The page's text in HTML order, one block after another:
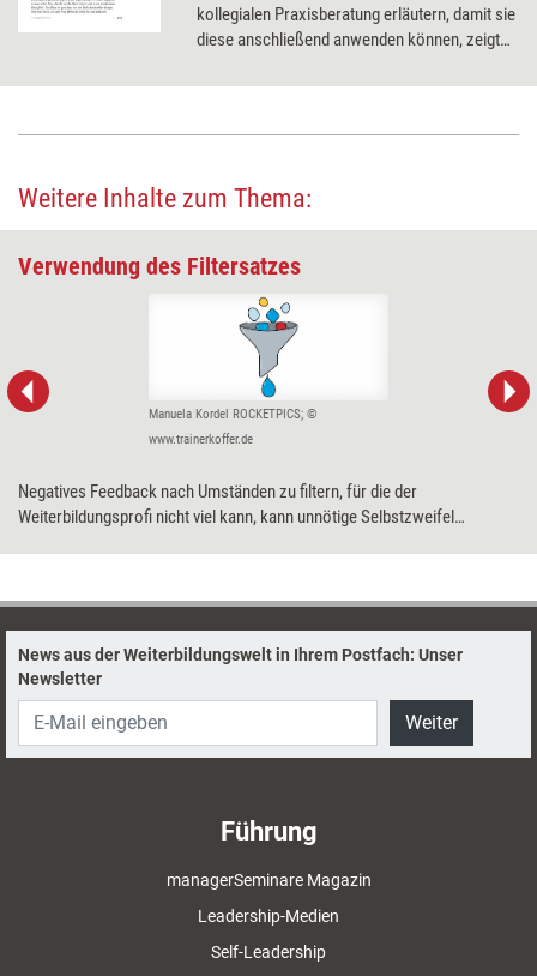
kollegialen Praxisberatung erläutern, damit sie
diese anschließend anwenden können, zeigt
Weitere Inhalte zum Thema:
Verwendung des Filtersatzes
Manuela Kordel ROCKETPICS; ©
www.trainerkoffer.de
Negatives Feedback nach Umständen zu filtern, für die der
Weiterbildungsprofi nicht viel kann, kann unnötige Selbstzweifel
News aus der Weiterbildungswelt in Ihrem Postfach: Unser
Newsletter
Weiter
Führung
managerSeminare Magazin
Leadership-Medien
Self-Leadership